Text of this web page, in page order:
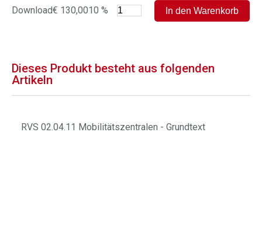
Download€ 130,0010 %
Dieses Produkt besteht aus folgenden
Artikeln
RVS 02.04.11 Mobilitätszentralen - Grundtext